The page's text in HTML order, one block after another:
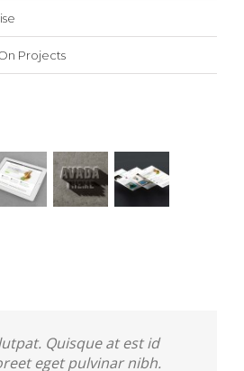
Projects
Quisque at est id
eget pulvinar nibh.